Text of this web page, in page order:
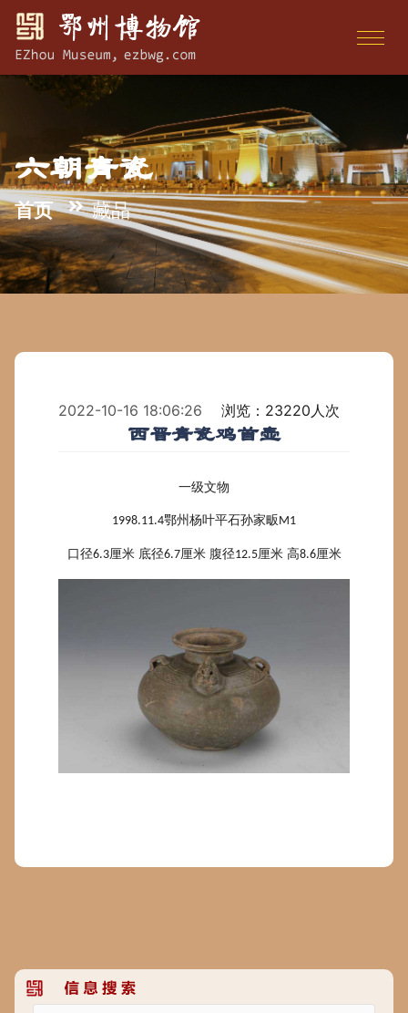
六朝青瓷
首页 藏品
2022-10-16 18:06:26 浏览：23220人次
西晋青瓷鸡首壶
一级文物
1998.11.4鄂州杨叶平石孙家畈 M1
口径6.3厘米 底径6.7厘米 腹径12.5厘米 高8.6厘米